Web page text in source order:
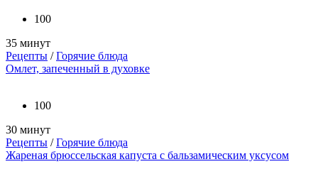
100
35 минут
Рецепты /Горячие блюда
Омлет, запеченный в духовке
100
30 минут
Рецепты /Горячие блюда
Жареная брюссельская капуста с бальзамическим уксусом